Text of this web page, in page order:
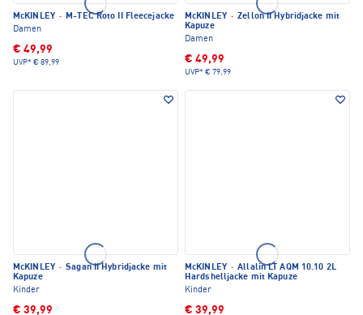
McKINLEY · M-TEC Roto II Fleecejacke
Damen
€ 49,99
UVP* € 89,99
McKINLEY · Zellon II Hybridjacke mit
Kapuze
Damen
€ 49,99
UVP* € 79,99
McKINLEY · Sagan II Hybridjacke mit
Kapuze
Kinder
€ 39,99
McKINLEY · Allalin LT AQM 10.10 2L
Hardshelljacke mit Kapuze
Kinder
€ 39,99